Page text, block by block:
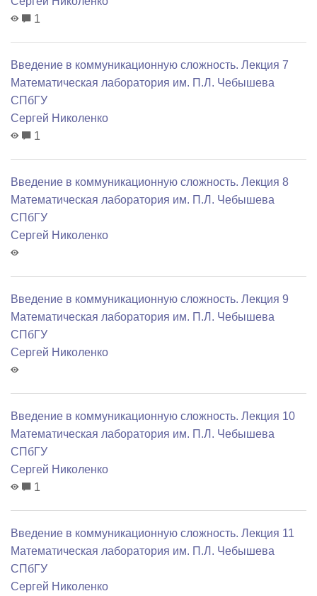
1
Введение в коммуникационную сложность. Лекция 7
Математичеcкая лаборатория им. П.Л. Чебышева
СПбГУ
Сергей Николенко
1
Введение в коммуникационную сложность. Лекция 8
Математичеcкая лаборатория им. П.Л. Чебышева
СПбГУ
Сергей Николенко
Введение в коммуникационную сложность. Лекция 9
Математичеcкая лаборатория им. П.Л. Чебышева
СПбГУ
Сергей Николенко
Введение в коммуникационную сложность. Лекция 10
Математичеcкая лаборатория им. П.Л. Чебышева
СПбГУ
Сергей Николенко
1
Введение в коммуникационную сложность. Лекция 11
Математичеcкая лаборатория им. П.Л. Чебышева
СПбГУ
Сергей Николенко